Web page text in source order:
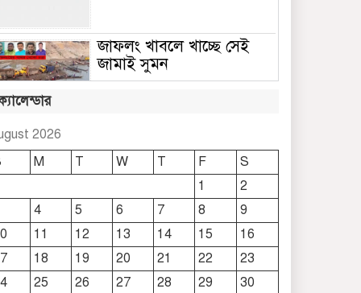
জাফলং খাবলে খাচ্ছে সেই
জামাই সুমন
দোয়ারাবাজারে নামে-বেনামে
চলছে খাসজমি দখলের
প্রতিযোগিতা : নির্লিপ্ত প্রশাসন
ছাতকে রুনা-হামিদ সমাচার,
কর্তৃপক্ষ নিরব
2026
M T W T F
S
1
2
4 5 6 7 8
9
11 12 13 14 15
16
18 19 20 21 22
23
25 26 27 28 29
30